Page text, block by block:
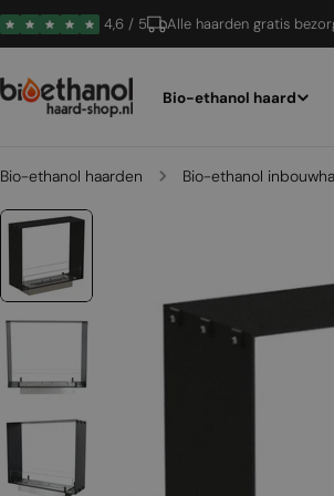
Ga
naar
4,6 / 5 Alle haarden gratis
Bio-ethanol haard
Bio-ethanol haarden Bio-ethanol